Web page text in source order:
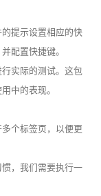
提示设置相应的快
配置快捷键。
实际的测试。这包
中的表现。
个标签页，以便更
，我们需要执行一